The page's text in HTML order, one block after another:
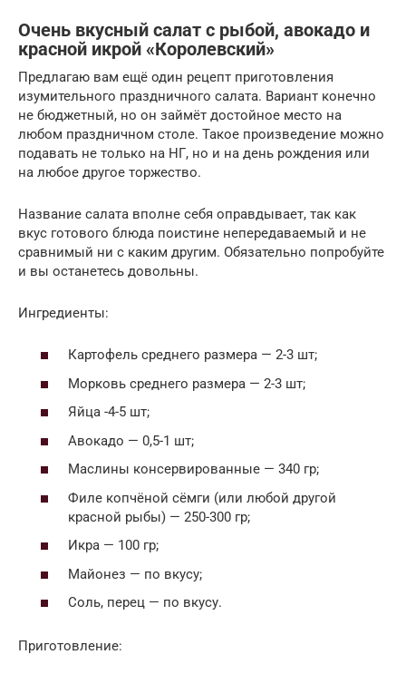
Очень вкусный салат с рыбой, авокадо и
красной икрой «Королевский»
Предлагаю вам ещё один рецепт приготовления
изумительного праздничного салата. Вариант конечно
не бюджетный, но он займёт достойное место на
любом праздничном столе. Такое произведение можно
подавать не только на НГ, но и на день рождения или
на любое другое торжество.
Название салата вполне себя оправдывает, так как
вкус готового блюда поистине непередаваемый и не
сравнимый ни с каким другим. Обязательно попробуйте
и вы останетесь довольны.
Ингредиенты:
Картофель среднего размера — 2-3 шт;
Морковь среднего размера — 2-3 шт;
Яйца -4-5 шт;
Авокадо — 0,5-1 шт;
Маслины консервированные — 340 гр;
Филе копчёной сёмги (или любой другой
красной рыбы) — 250-300 гр;
Икра — 100 гр;
Майонез — по вкусу;
Соль, перец — по вкусу.
Приготовление: